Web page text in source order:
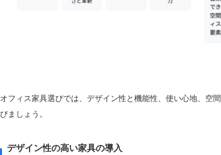
オフィス家具選びでは、デザイン性と機能性、使い心地、空
びましょう。
デザイン性の高い家具の導入